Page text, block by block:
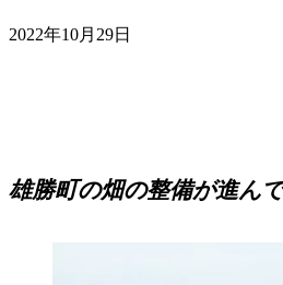
2022年10月29日
雄勝町の畑の整備が進ん